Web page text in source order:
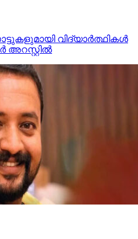
വിദ്യാര്‍ത്ഥികള്‍
അറസ്റ്റില്‍